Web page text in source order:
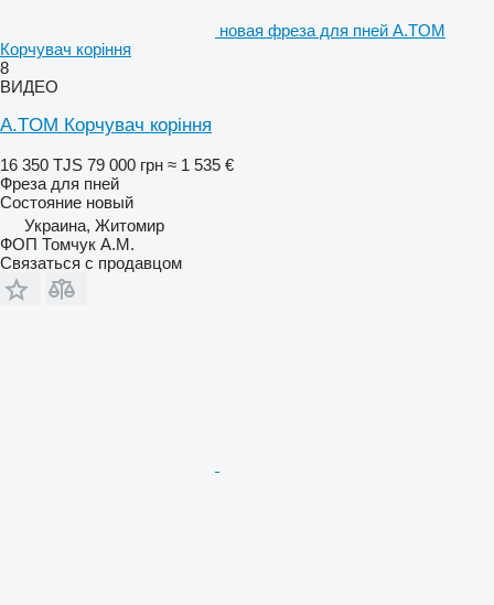
новая фреза для пней A.TOM
Корчувач коріння
8
ВИДЕО
A.TOM Корчувач коріння
16 350 TJS 79 000 грн ≈ 1 535 €
Фреза для пней
Состояние новый
Украина, Житомир
ФОП Томчук А.М.
Связаться с продавцом